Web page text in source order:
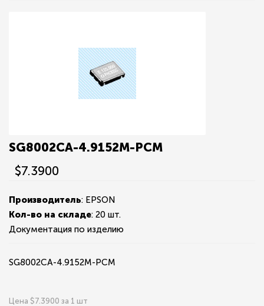
SG8002CA-4.9152M-PCM
$7.3900
Производитель: EPSON
Кол-во на складе: 20 шт.
Документация по изделию
SG8002CA-4.9152M-PCM
Цена $7.3900 за 1 шт